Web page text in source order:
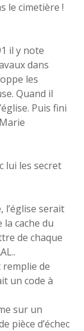
le cimetière !
il y note
dans
les
Quand il
Puis fini
lui les secret
serait
cache du
de chaque
remplie de
un code à
sur un
pièce d’échec